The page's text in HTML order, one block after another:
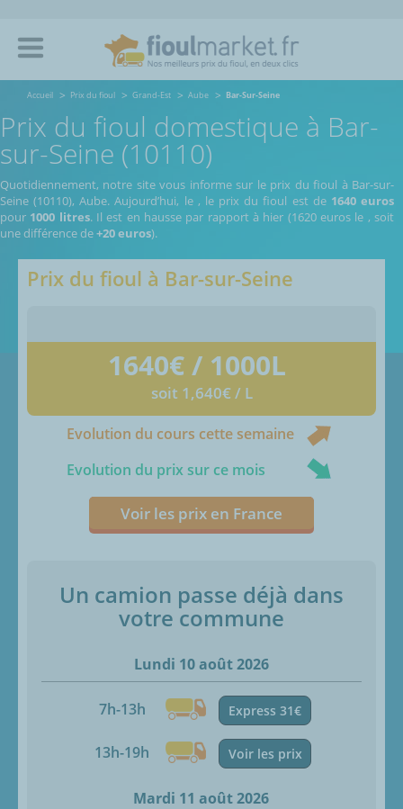
Accueil Prix du fioul Grand-Est Aube Bar-Sur-Seine
Prix du fioul domestique à Bar-
sur-Seine (10110)
Quotidiennement, notre site vous informe sur le prix du fioul à Bar-sur-
Seine (10110), Aube.Aujourd’hui, le , le prix du fioul est de 1640 euros
pour 1000 litres. Il est en hausse par rapport à hier (1620 euros le , soit
une différence de+20 euros).
Prix du fioul à Bar-sur-Seine
1640€ / 1000L
soit 1,640€ / L
Evolution du cours cette semaine
Evolution du prix sur ce mois
Voir les prix en France
Un camion passe déjà dans
votre commune
Lundi 10 août 2026
7h-13h Express 31€
13h-19h Voir les prix
Mardi 11 août 2026